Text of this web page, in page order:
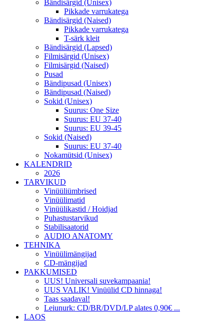
Bändisärgid (Unisex)
Pikkade varrukatega
Bändisärgid (Naised)
Pikkade varrukatega
T-särk kleit
Bändisärgid (Lapsed)
Filmisärgid (Unisex)
Filmisärgid (Naised)
Pusad
Bändipusad (Unisex)
Bändipusad (Naised)
Sokid (Unisex)
Suurus: One Size
Suurus: EU 37-40
Suurus: EU 39-45
Sokid (Naised)
Suurus: EU 37-40
Nokamütsid (Unisex)
KALENDRID
2026
TARVIKUD
Vinüüliümbrised
Vinüülimatid
Vinüülikastid / Hoidjad
Puhastustarvikud
Stabilisaatorid
AUDIO ANATOMY
TEHNIKA
Vinüülimängijad
CD-mängijad
PAKKUMISED
UUS! Universali suvekampaania!
UUS VALIK! Vinüülid CD hinnaga!
Taas saadaval!
Leiunurk: CD/BR/DVD/LP alates 0,90€ ...
LAOS